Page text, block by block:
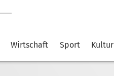
Wirtschaft Sport Kultur